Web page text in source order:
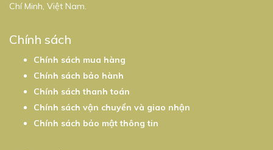
Chí Minh, Việt Nam.
Chính sách
Chính sách mua hàng
Chính sách bảo hành
Chính sách thanh toán
Chính sách vận chuyển và giao nhận
Chính sách bảo mật thông tin